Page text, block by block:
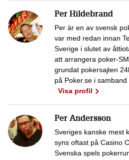
Per Hildebrand
Per är en av svensk
var med redan innan
Sverige i slutet av
att arrangera poker-
grundat pokersajten
på Poker.se i
Visa profil
Per Andersson
Sveriges kanske mest
syns oftast på Casino
Svenska spels